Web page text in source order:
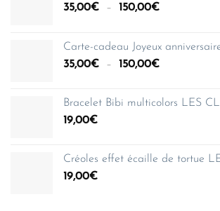
35,00€ – 150,00€Plage
35,00€
à
Carte-cadeau Joyeux
35,00€ – 150,00€Plage
35,00€
Bracelet Bibi multicolors LES
19,00€
Créoles effet écaille de tortue
19,00€